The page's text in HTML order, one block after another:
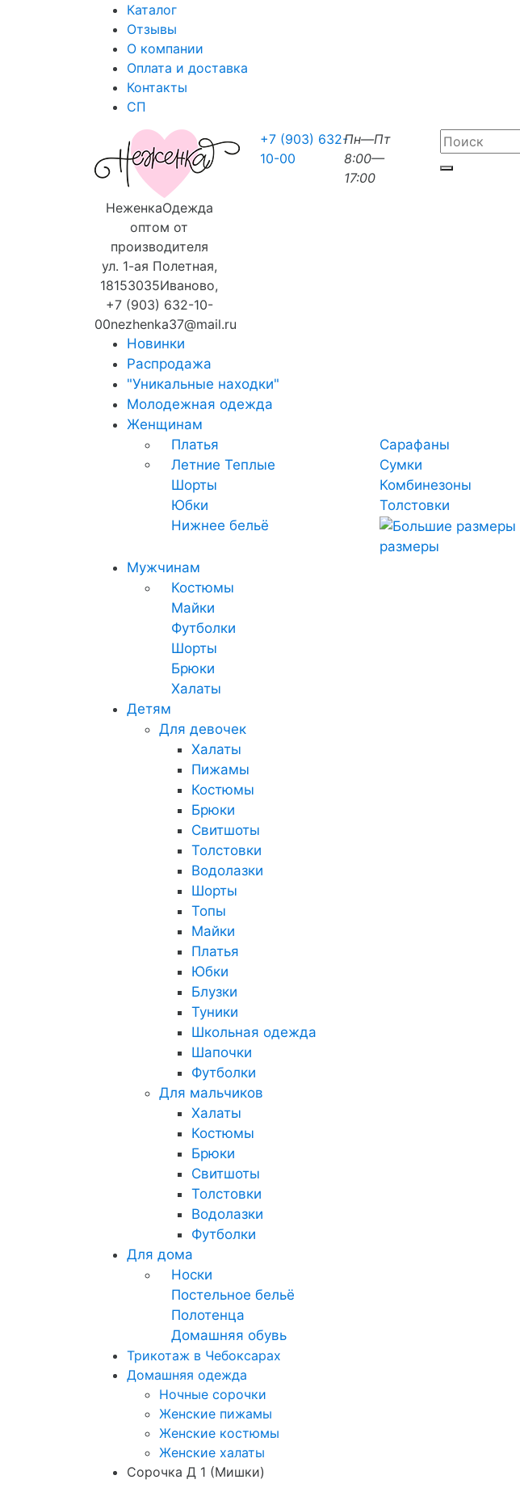
Каталог
Отзывы
О компании
Оплата и доставка
Контакты
СП
НеженкаОдежда
оптом от
производителя
ул. 1-ая Полетная,
18153035Иваново,
+7 (903) 632-10-
00nezhenka37@mail.ru
+7 (903) 632-
10-00
Пн—Пт
8:00—
17:00
Новинки
Распродажа
"Уникальные находки"
Молодежная одежда
Женщинам
Платья
Летние Теплые
Сарафаны
Сумки
Шорты
Комбинезоны
Юбки
Толстовки
Нижнее бельё
размеры
Мужчинам
Костюмы
Майки
Футболки
Шорты
Брюки
Халаты
Детям
Для девочек
Халаты
Пижамы
Костюмы
Брюки
Свитшоты
Толстовки
Водолазки
Шорты
Топы
Майки
Платья
Юбки
Блузки
Туники
Школьная одежда
Шапочки
Футболки
Для мальчиков
Халаты
Костюмы
Брюки
Свитшоты
Толстовки
Водолазки
Футболки
Для дома
Носки
Постельное бельё
Полотенца
Домашняя обувь
Трикотаж в Чебоксарах
Домашняя одежда
Ночные сорочки
Женские пижамы
Женские костюмы
Женские халаты
Сорочка Д 1 (Мишки)